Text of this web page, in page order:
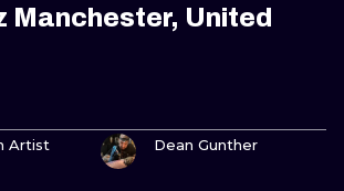
WIEDEŃ
RYCINOWE
Manchester, United
Artist
ZOBACZ
Dean Gunther